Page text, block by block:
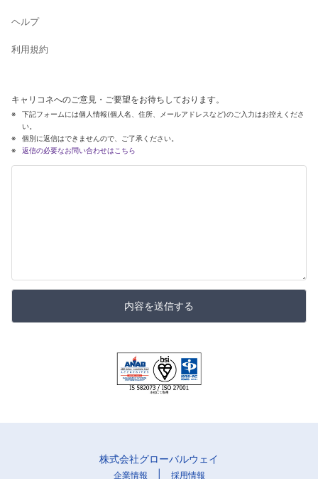
ヘルプ
利用規約
キャリコネへのご意見・ご要望をお待ちしております。
下記フォームには個人情報(個人名、住所、メールアドレスなど)のご入力はお控えくださ
い。
個別に返信はできませんので、ご了承ください。
返信の必要なお問い合わせはこちら
内容を送信する
株式会社グローバルウェイ
企業情報 採用情報